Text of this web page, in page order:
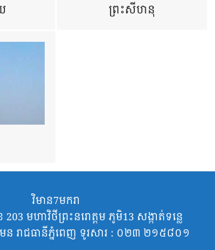
ព្រះសីហនុ
វិមាន7មករា
មហាវិថីព្រះនរោត្តម ភូមិ13 សង្កាត់ទន្លេ
ន រាជធានីភ្នំពេញ ទូរសារ : ០២៣ ២១៥៨០១